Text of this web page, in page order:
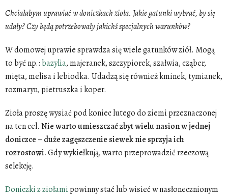
Chciałabym uprawiać w doniczkach zioła. Jakie gatunki wybrać, by się
udały? Czy będą potrzebowały jakichś specjalnych warunków?
W domowej uprawie sprawdza się wiele gatunków ziół. Mogą
to być np.: bazylia, majeranek, szczypiorek, szałwia, cząber,
mięta, melisa i lebiodka. Udadzą się również kminek, tymianek,
rozmaryn, pietruszka i koper.
Zioła proszę wysiać pod koniec lutego do ziemi przeznaczonej
na ten cel. Nie warto umieszczać zbyt wielu nasion w jednej
doniczce – duże zagęszczenie siewek nie sprzyja ich
rozrostowi.Gdy wykiełkują, warto przeprowadzić rzeczową
selekcję.
Doniczki z ziołamipowinny stać lub wisieć w nasłonecznionym